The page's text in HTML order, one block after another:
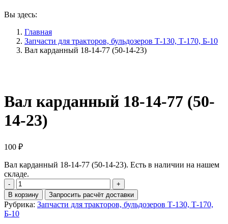
Вы здесь:
Главная
Запчасти для тракторов, бульдозеров Т-130, Т-170, Б-10
Вал карданный 18-14-77 (50-14-23)
Вал карданный 18-14-77 (50-
14-23)
100 ₽
Вал карданный 18-14-77 (50-14-23). Есть в наличии на нашем
складе.
Количество
Вал
карданный
18-
14-
В корзину Запросить расчёт доставки
Рубрика: Запчасти для тракторов, бульдозеров Т-130, Т-170,
Б-10